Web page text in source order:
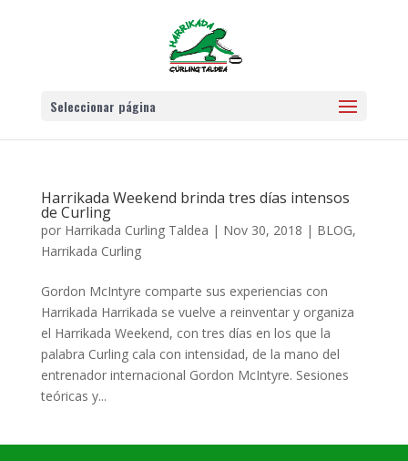
Seleccionar página
Harrikada Weekend brinda tres días intensos
de Curling
por Harrikada Curling Taldea | Nov 30, 2018 | BLOG,
Harrikada Curling
Gordon McIntyre comparte sus experiencias con
Harrikada Harrikada se vuelve a reinventar y organiza
el Harrikada Weekend, con tres días en los que la
palabra Curling cala con intensidad, de la mano del
entrenador internacional Gordon McIntyre. Sesiones
teóricas y...